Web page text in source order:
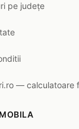
pe județe
— calculatoare